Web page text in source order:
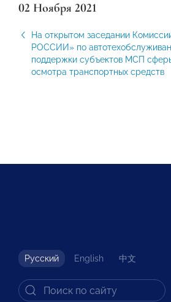
02 Ноября 2021
На открытом заседании
РОССИИ» по
поддержки субъектов МСП
осмотра транспортных средств
Русский English 中文